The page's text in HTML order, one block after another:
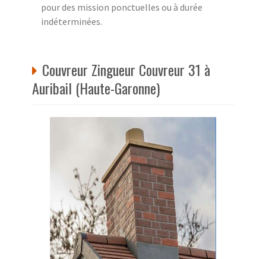
pour des mission ponctuelles ou à durée
indéterminées.
Couvreur Zingueur Couvreur 31 à
Auribail (Haute-Garonne)